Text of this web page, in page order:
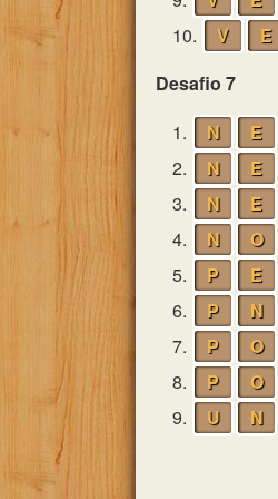
10.
V E
Desafio 7
1.
N E
2.
N E
3.
N E
4.
N O
5.
P E
6.
P N
7.
P O
8.
P O
9.
U N